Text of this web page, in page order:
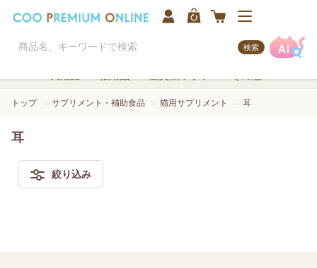
検索
トップ サプリメント・補助食品 猫用サプリメント 耳
耳
絞り込み
検索